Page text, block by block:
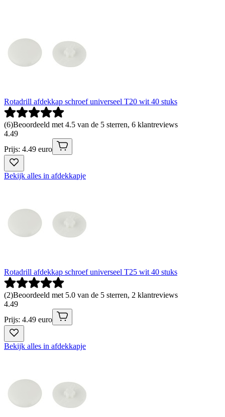
Rotadrill afdekkap schroef universeel T20 wit 40 stuks
(6)Beoordeeld met 4.5 van de 5 sterren, 6 klantreviews
4.49
Prijs: 4.49 euro
Bekijk alles in afdekkapje
Rotadrill afdekkap schroef universeel T25 wit 40 stuks
(2)Beoordeeld met 5.0 van de 5 sterren, 2 klantreviews
4.49
Prijs: 4.49 euro
Bekijk alles in afdekkapje